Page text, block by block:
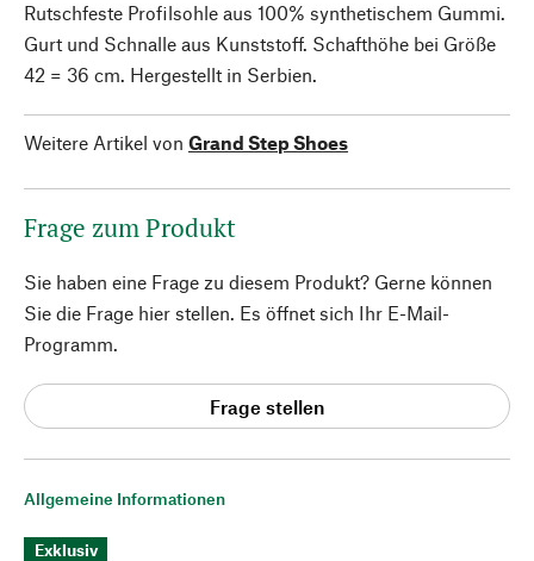
Allgemeine Informationen
Exklusiv
Rutschfeste Profilsohle aus 100% synthetischem Gummi.
Gurt und Schnalle aus Kunststoff. Schafthöhe bei Größe
42 = 36 cm. Hergestellt in Serbien.
Weitere Artikel von Grand Step Shoes
Frage zum Produkt
Sie haben eine Frage zu diesem Produkt? Gerne können
Sie die Frage hier stellen. Es öffnet sich Ihr E-Mail-
Programm.
Frage stellen